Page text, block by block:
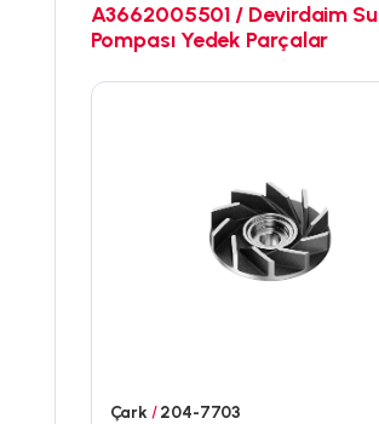
A3662005501 / Devirdaim Su
Pompası Yedek Parçalar
Çark /204-7703